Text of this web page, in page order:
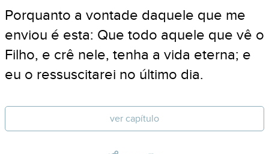
Porquanto a vontade daquele que me
enviou é esta: Que todo aquele que vê o
Filho, e crê nele, tenha a vida eterna; e
eu o ressuscitarei no último dia.
ver capítulo